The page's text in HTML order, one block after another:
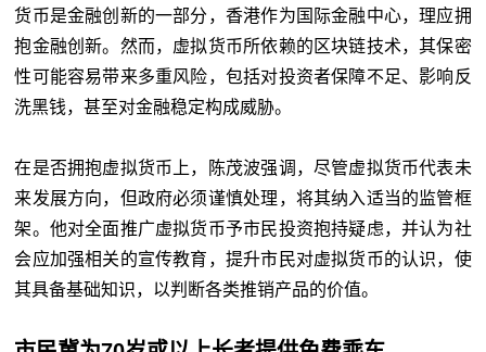
货币是金融创新的一部分，香港作为国际金融中心，理应拥
抱金融创新。然而，虚拟货币所依赖的区块链技术，其保密
性可能容易带来多重风险，包括对投资者保障不足、影响反
洗黑钱，甚至对金融稳定构成威胁。
在是否拥抱虚拟货币上，陈茂波强调，尽管虚拟货币代表未
来发展方向，但政府必须谨慎处理，将其纳入适当的监管框
架。他对全面推广虚拟货币予市民投资抱持疑虑，并认为社
会应加强相关的宣传教育，提升市民对虚拟货币的认识，使
其具备基础知识，以判断各类推销产品的价值。